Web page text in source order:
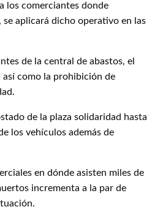
los comerciantes donde
aplicará dicho operativo en las
de la central de abastos, el
como la prohibición de
de la plaza solidaridad hasta
los vehículos además de
en dónde asisten miles de
incrementa a la par de